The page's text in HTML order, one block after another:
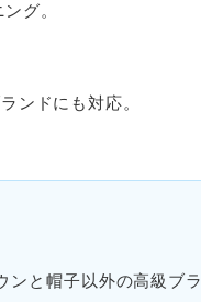
グ。
ンドにも対応。
と帽子以外の高級ブ